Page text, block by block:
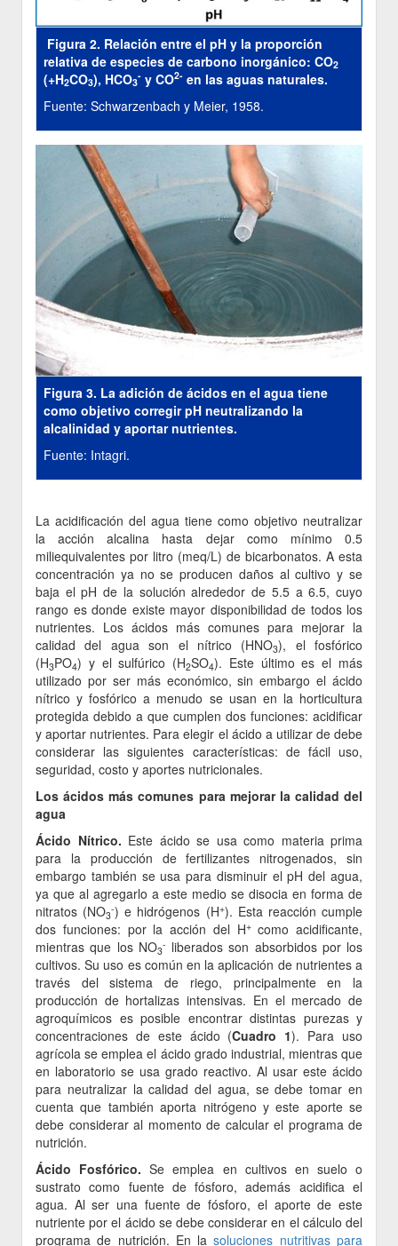
Figura 2. Relación entre el pH y la proporción
relativa de especies de carbono inorgánico: CO2
(+H2CO3), HCO3
- y CO2- en las aguas naturales.
Fuente: Schwarzenbach y Meier, 1958.
Figura 3. La adición de ácidos en el agua tiene
como objetivo corregir pH neutralizando la
alcalinidad y aportar nutrientes.
Fuente: Intagri.
La acidificación del agua tiene como objetivo neutralizar
la acción alcalina hasta dejar como mínimo 0.5
miliequivalentes por litro (meq/L) de bicarbonatos. A esta
concentración ya no se producen daños al cultivo y se
baja el pH de la solución alrededor de 5.5 a 6.5, cuyo
rango es donde existe mayor disponibilidad de todos los
nutrientes. Los ácidos más comunes para mejorar la
calidad del agua son el nítrico (HNO3), el fosfórico
(H3PO4) y el sulfúrico (H2SO4). Este último es el más
utilizado por ser más económico, sin embargo el ácido
nítrico y fosfórico a menudo se usan en la horticultura
protegida debido a que cumplen dos funciones: acidificar
y aportar nutrientes. Para elegir el ácido a utilizar de debe
considerar las siguientes características: de fácil uso,
seguridad, costo y aportes nutricionales.
Los ácidos más comunes para mejorar la calidad del
agua
Ácido Nítrico. Este ácido se usa como materia prima
para la producción de fertilizantes nitrogenados, sin
embargo también se usa para disminuir el pH del agua,
ya que al agregarlo a este medio se disocia en forma de
nitratos (NO3
-) e hidrógenos (H+). Esta reacción cumple
dos funciones: por la acción del H+como acidificante,
mientras que los NO3
- liberados son absorbidos por los
cultivos. Su uso es común en la aplicación de nutrientes a
través del sistema de riego, principalmente en la
producción de hortalizas intensivas. En el mercado de
agroquímicos es posible encontrar distintas purezas y
concentraciones de este ácido (Cuadro 1). Para uso
agrícola se emplea el ácido grado industrial, mientras que
en laboratorio se usa grado reactivo. Al usar este ácido
para neutralizar la calidad del agua, se debe tomar en
cuenta que también aporta nitrógeno y este aporte se
debe considerar al momento de calcular el programa de
nutrición.
Ácido Fosfórico.Se emplea en cultivos en suelo o
sustrato como fuente de fósforo, además acidifica el
agua. Al ser una fuente de fósforo, el aporte de este
nutriente por el ácido se debe considerar en el cálculo del
programa de nutrición. En lasoluciones nutritivas para